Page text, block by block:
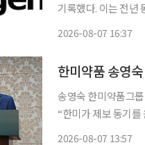
기록했다. 이는 전년
2026-08-07 16:37
한미약품 송영
송영숙 한미약품그
“한미가 제보 동기
2026-08-07 13:57